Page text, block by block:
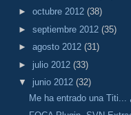
► octubre 2012 (38)
► septiembre 2012 (35)
► agosto 2012 (31)
► julio 2012 (33)
▼ junio 2012 (32)
Me ha entrado una Titi...